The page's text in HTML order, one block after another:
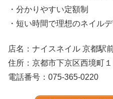
・分かりやすい定額制
・短い時間で理想のネイル
店名： ナイスネイル 京都駅
住所：京都市下京区西境町
電話番号： 075-365-0220